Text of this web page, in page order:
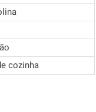
cozinha